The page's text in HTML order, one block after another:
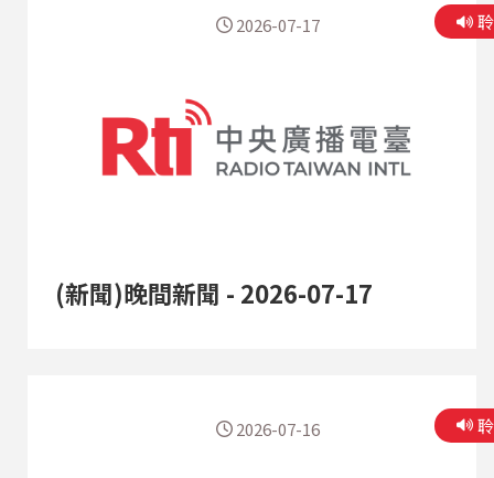
(新聞)晚間新聞 - 2026-07-17
2026-07-17
2026-07-16